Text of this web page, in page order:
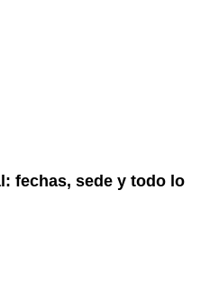
fechas, sede y todo lo